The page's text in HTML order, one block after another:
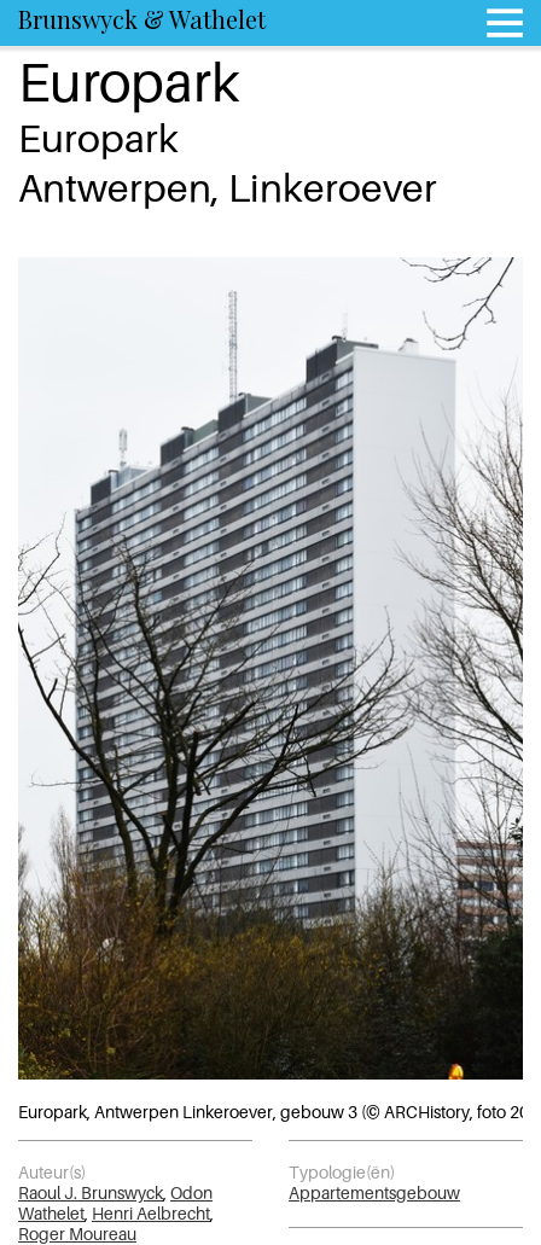
Brunswyck & Wathelet
Europark
Europark
Antwerpen, Linkeroever
Europark, Antwerpen Linkeroever, gebouw 3 (© ARCHistory, foto
Auteur(s)
Raoul J. Brunswyck Odon
Wathelet Henri Aelbrecht
Roger Moureau
Typologie(ën)
Appartementsgebouw